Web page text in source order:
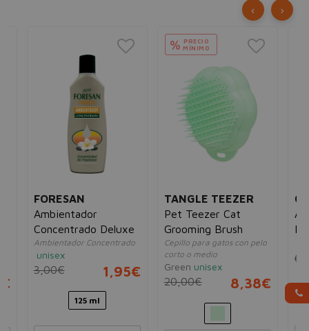
FORESAN
Ambientador
Concentrado Deluxe
Ambientador Concentrado
unisex
3,00€ 1,95€
125 ml
% PRECIO
MÍNIMO
TANGLE TEEZER
Pet Teezer Cat
Grooming Brush
Cepillo para gatos con pelo
corto o medio
Green unisex
20,00€ 8,38€
‹ ›